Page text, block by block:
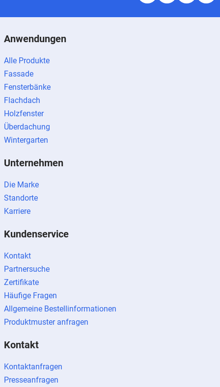
Anwendungen
Alle Produkte
Fassade
Fensterbänke
Flachdach
Holzfenster
Überdachung
Wintergarten
Unternehmen
Die Marke
Standorte
Karriere
Kundenservice
Kontakt
Partnersuche
Zertifikate
Häufige Fragen
Allgemeine Bestellinformationen
Produktmuster anfragen
Kontakt
Kontaktanfragen
Presseanfragen